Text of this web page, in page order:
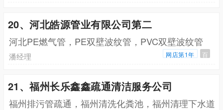
20、河北皓源管业有限公司第二
河北PE燃气管，PE双壁波纹管，PVC双壁波纹管
潘经理 网店第1年 百
21、福州长乐鑫鑫疏通清洁服务公司
福州排污管疏通，福州清洗化粪池，福州清理下水道